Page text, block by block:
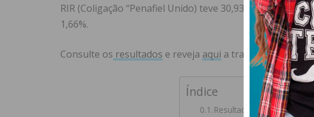
RIR (Coligação “Penafiel Unido) teve 30,93% dos votos.
1,66%.
Consulte os resultados e reveja aqui a transmissão do
Índice
Resultados – Câmara